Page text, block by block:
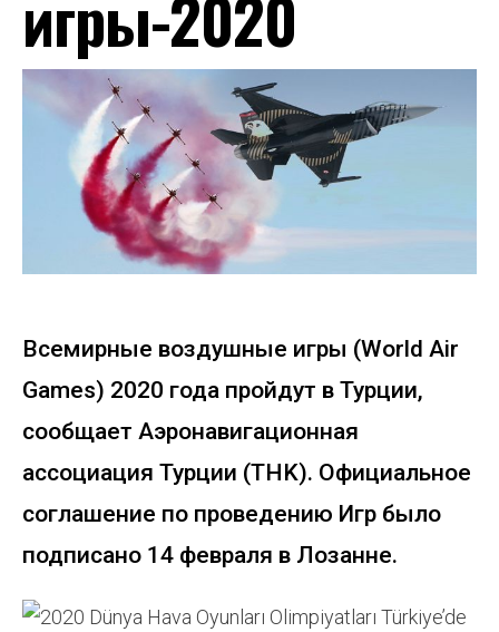
Всемирные воздушные игры (World Air
Games) 2020 года пройдут в Турции,
сообщает Аэронавигационная
ассоциация Турции (THK). Официальное
соглашение по проведению Игр было
подписано 14 февраля в Лозанне.